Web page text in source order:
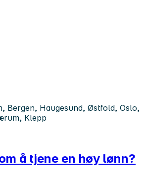
Bergen, Haugesund, Østfold, Oslo,
Klepp
å tjene en høy lønn?